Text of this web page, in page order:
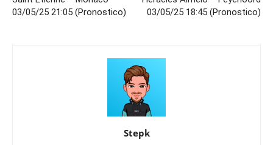
03/05/25 21:05 (Pronostico)
03/05/25 18:45 (Pronostico)
Stepk